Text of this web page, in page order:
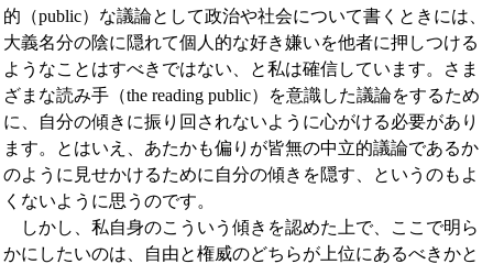
的（public）な議論として政治や社会について書くときには、
大義名分の陰に隠れて個人的な好き嫌いを他者に押しつける
ようなことはすべきではない、と私は確信しています。さま
ざまな読み手（the reading public）を意識した議論をするため
に、自分の傾きに振り回されないように心がける必要があり
ます。とはいえ、あたかも偏りが皆無の中立的議論であるか
のように見せかけるために自分の傾きを隠す、というのもよ
くないように思うのです。
しかし、私自身のこういう傾きを認めた上で、ここで明ら
かにしたいのは、自由と権威のどちらが上位にあるべきかと